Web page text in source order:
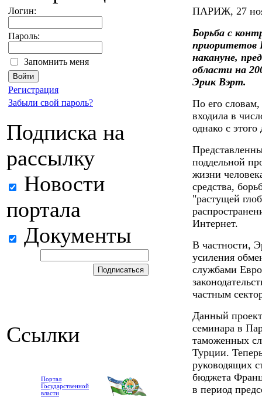
Логин:
Пароль:
Запомнить меня
Регистрация
Забыли свой пароль?
Подписка на
рассылку
Новости
портала
Документы
Ссылки
Портал
Государственной
власти
ПАРИЖ, 27
Борьба с
приоритетов
накануне,
области на
Эрик Вэрт.
По его
входила в
однако с
поддельной
жизни
средства,
"растущей
Интернет.
В частности,
усиления
службами
частным
Данный
семинара в
таможенных
Турции.
руководящих
бюджета
в период